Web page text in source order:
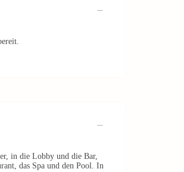
in die Lobby und die Bar,
das Spa und den Pool. In